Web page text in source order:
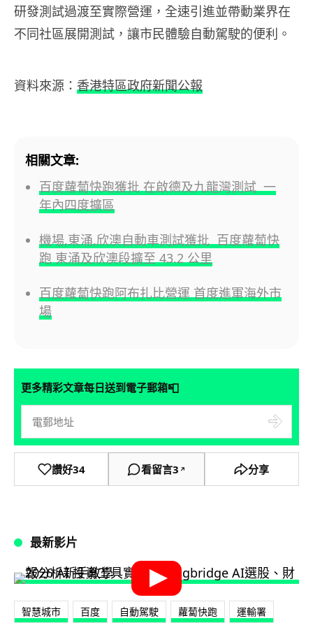
研發測試過渡至實際營運，全速引進並帶動業界在
不同社區展開測試，讓市民體驗自動駕駛的便利。
資料來源： 香港特區政府新聞公報
相關文章:
百度蘿蔔快跑獲批 在啟德及九龍灣測試 一
年內四度擴區
機場,東涌,欣澳自動車測試獲批 百度蘿蔔快
跑 東涌及欣澳段擴至 43.2 公里
百度蘿蔔快跑阿布扎比營運 首度進軍海外市
場
更多精彩文章每日送到電子郵箱📮
讚好34 看留言3 ↗ 分享
最新影片
智慧城市 百度 自動駕駛 蘿蔔快跑 運輸署